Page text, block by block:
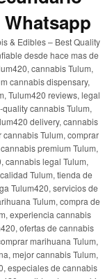
Whatsapp
& Edibles – Best Quality
desde hace mas de
cannabis Tulum,
cannabis dispensary,
Tulum420 reviews, legal
cannabis Tulum,
delivery, cannabis
Tulum, comprar
premium Tulum,
cannabis legal Tulum,
Tulum, tienda de
Tulum420, servicios de
Tulum, compra de
experiencia cannabis
ofertas de cannabis
marihuana Tulum,
mejor cannabis Tulum,
especiales de cannabis